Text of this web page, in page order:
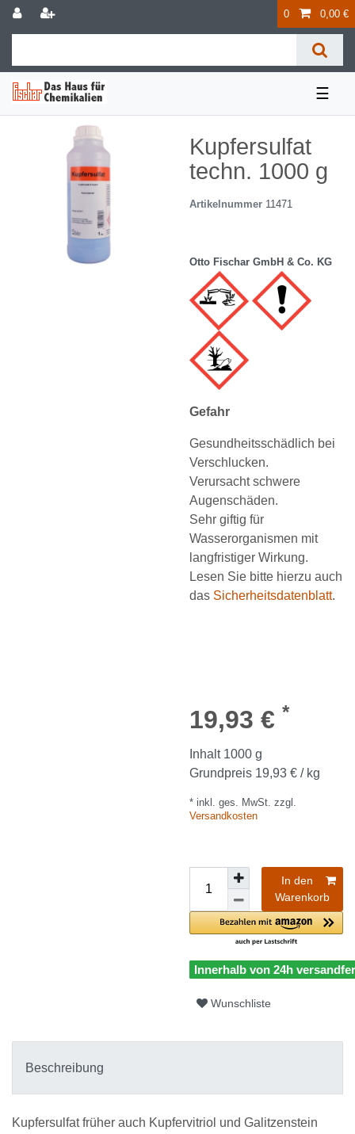
0 0,00 €
☰
Kupfersulfat
techn. 1000 g
Artikelnummer 11471
Otto Fischar GmbH & Co. KG
Gefahr
Gesundheitsschädlich bei
Verschlucken.
Verursacht schwere
Augenschäden.
Sehr giftig für
Wasserorganismen mit
langfristiger Wirkung.
Lesen Sie bitte hierzu auch
das Sicherheitsdatenblatt.
19,93 € *
Inhalt 1000 g
Grundpreis 19,93 € / kg
* inkl. ges. MwSt. zzgl.
Versandkosten
In den
Warenkorb
Innerhalb von 24h
Wunschliste
Beschreibung
Kupfersulfat früher auch Kupfervitriol und Galitzenstein